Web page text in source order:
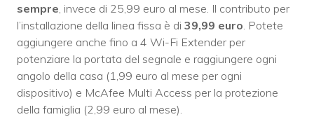
sempre , invece di 25,99 euro al mese. Il contributo per
l’installazione della linea fissa è di 39,99 euro . Potete
aggiungere anche fino a 4 Wi-Fi Extender per
potenziare la portata del segnale e raggiungere ogni
angolo della casa (1,99 euro al mese per ogni
dispositivo) e McAfee Multi Access per la protezione
della famiglia (2,99 euro al mese).